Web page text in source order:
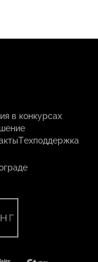
в конкурсах
Техподдержка